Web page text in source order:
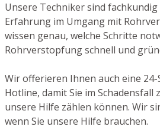
Unsere Techniker sind
Erfahrung im Umgang mit
wissen genau, welche Schritte
Rohrverstopfung schnell und
Wir offerieren Ihnen auch eine
Hotline, damit Sie im Schadensfall
unsere Hilfe zählen können. Wir
wenn Sie unsere Hilfe brauchen.